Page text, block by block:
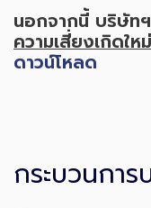
นอกจากนี้ บริษัท
ความเสี่ยงเกิดใหม่
ดาวน์โหลด
กระบวนการ